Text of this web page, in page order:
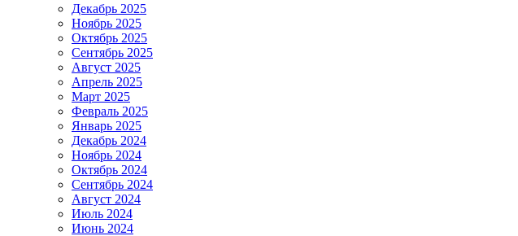
Декабрь 2025
Ноябрь 2025
Октябрь 2025
Сентябрь 2025
Август 2025
Апрель 2025
Март 2025
Февраль 2025
Январь 2025
Декабрь 2024
Ноябрь 2024
Октябрь 2024
Сентябрь 2024
Август 2024
Июль 2024
Июнь 2024